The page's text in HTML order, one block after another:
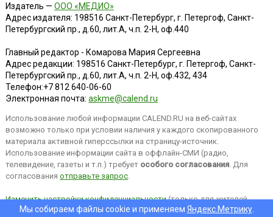
Издатель — ООО «МЕДИО»
Адрес издателя: 198516 Санкт-Петербург, г. Петергоф, Санкт-
Петербургский пр., д.60, лит.А, ч.п. 2-Н, оф.440
Главный редактор - Комарова Мария Сергеевна
Адрес редакции: 198516 Санкт-Петербург, г. Петергоф, Санкт-
Петербургский пр., д.60, лит.А, ч.п. 2-Н, оф.432, 434
Телефон:+7 812 640-06-60
Электронная почта: askme@calend.ru
Использование любой информации CALEND.RU на веб-сайтах
возможно только при условии наличия у каждого скопированного
материала активной гиперссылки на страницу-источник.
Использование информации сайта в оффлайн-СМИ (радио,
телевидение, газеты и т.п.) требует особого согласования. Для
согласования отправьте запрос.
Изменить настройки конфиденциальности(только для жителей
EEA).Мы собираем файлы cookie и применяем Яндекс.Метрику.